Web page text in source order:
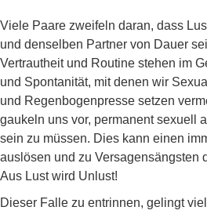
Viele Paare zweifeln daran, dass
und denselben Partner von Dauer
Vertrautheit und Routine stehen im
und Spontanität, mit denen wir
und Regenbogenpresse setzen
gaukeln uns vor, permanent sexuell
sein zu müssen. Dies kann einen
auslösen und zu Versagensängsten
Aus Lust wird Unlust!
Dieser Falle zu entrinnen, gelingt